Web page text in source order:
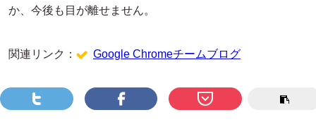
か、今後も目が離せません。
関連リンク： Google Chromeチームブログ